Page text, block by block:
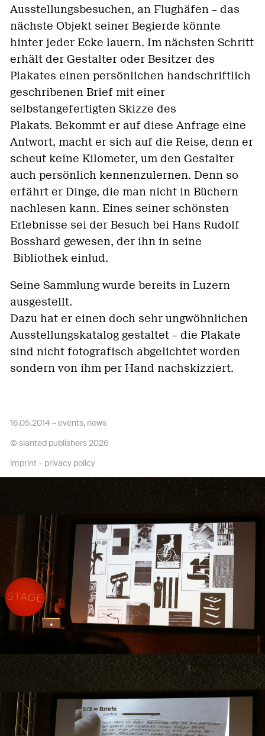
Ausstellungsbesuchen, an Flughäfen – das
nächste Objekt seiner Begierde könnte
hinter jeder Ecke lauern. Im nächsten Schritt
erhält der Gestalter oder Besitzer des
Plakates einen persönlichen handschriftlich
geschribenen Brief mit einer
selbstangefertigten Skizze des
Plakats. Bekommt er auf diese Anfrage eine
Antwort, macht er sich auf die Reise, denn er
scheut keine Kilometer, um den Gestalter
auch persönlich kennenzulernen. Denn so
erfährt er Dinge, die man nicht in Büchern
nachlesen kann. Eines seiner schönsten
Erlebnisse sei der Besuch bei Hans Rudolf
Bosshard gewesen, der ihn in seine
Bibliothek einlud.
Seine Sammlung wurde bereits in Luzern
ausgestellt.
Dazu hat er einen doch sehr ungwöhnlichen
Ausstellungskatalog gestaltet – die Plakate
sind nicht fotografisch abgelichtet worden
sondern von ihm per Hand nachskizziert.
16.05.2014 –events, news
© slanted publishers 2026
imprint – privacy policy